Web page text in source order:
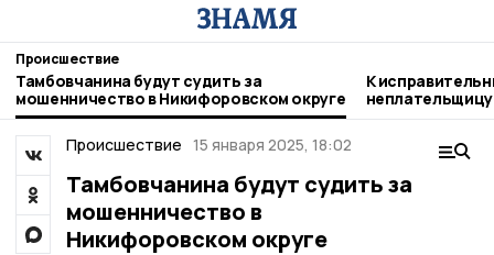
Происшествие
Тамбовчанина будут судить за
мошенничество в Никифоровском округе
К
Происшествие 15 января 2025, 18:02
Тамбовчанина будут судить за
мошенничество в
Никифоровском округе